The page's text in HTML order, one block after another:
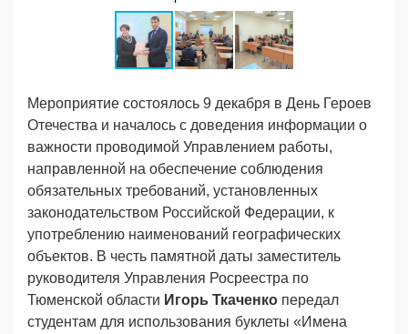
Мероприятие состоялось 9 декабря в День Героев
Отечества и началось с доведения информации о
важности проводимой Управлением работы,
направленной на обеспечение соблюдения
обязательных требований, установленных
законодательством Российской Федерации, к
употреблению наименований географических
объектов. В честь памятной даты заместитель
руководителя Управления Росреестра по
Тюменской области Игорь Ткаченко передал
студентам для использования буклеты «Имена